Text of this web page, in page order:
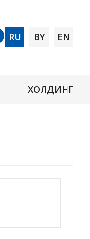
RU BY EN
ХОЛДИНГ